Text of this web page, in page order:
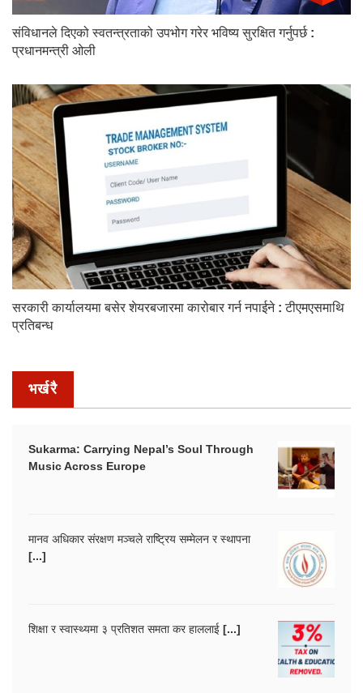
संविधानले दिएको स्वतन्त्रताको उपभोग गरेर भविष्य सुरक्षित गर्नुपर्छ :
प्रधानमन्त्री ओली
सरकारी कार्यालयमा बसेर शेयरबजारमा कारोबार गर्न नपाईने : टीएमएसमाथि
प्रतिबन्ध
भर्खरै
Sukarma: Carrying Nepal’s Soul Through
Music Across Europe
मानव अधिकार संरक्षण मञ्चले राष्ट्रिय सम्मेलन र स्थापना
[...]
शिक्षा र स्वास्थ्यमा ३ प्रतिशत समता कर हाललाई [...]